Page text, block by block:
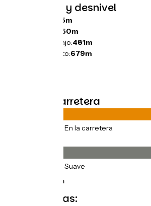
Pendientes y desnivel
185m
350m
Punto más bajo:481m
Punto más alto:679m
Tipos de carretera
(100%) En la carretera
(100%) Suave
146 m ↘ 316 m
No te pierdas: